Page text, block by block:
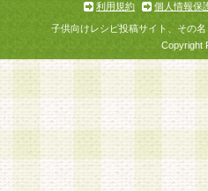
利用規約
個人情報保
子供向けレシピ投稿サイト、その
Copyright